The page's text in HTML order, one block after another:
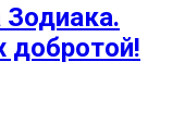
добротой!